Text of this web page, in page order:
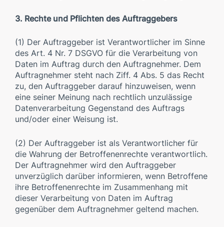
3. Rechte und Pflichten des Auftraggebers
(1) Der Auftraggeber ist Verantwortlicher im Sinne
des Art. 4 Nr. 7 DSGVO für die Verarbeitung von
Daten im Auftrag durch den Auftragnehmer. Dem
Auftragnehmer steht nach Ziff. 4 Abs. 5 das Recht
zu, den Auftraggeber darauf hinzuweisen, wenn
eine seiner Meinung nach rechtlich unzulässige
Datenverarbeitung Gegenstand des Auftrags
und/oder einer Weisung ist.
(2) Der Auftraggeber ist als Verantwortlicher für
die Wahrung der Betroffenenrechte verantwortlich.
Der Auftragnehmer wird den Auftraggeber
unverzüglich darüber informieren, wenn Betroffene
ihre Betroffenenrechte im Zusammenhang mit
dieser Verarbeitung von Daten im Auftrag
gegenüber dem Auftragnehmer geltend machen.